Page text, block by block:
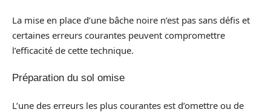
La mise en place d’une bâche noire n’est pas sans défis et
certaines erreurs courantes peuvent compromettre
l’efficacité de cette technique.
Préparation du sol omise
L’une des erreurs les plus courantes est d’omettre ou de